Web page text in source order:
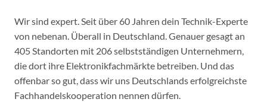
Wir sind expert. Seit über 60 Jahren dein Technik-Experte
von nebenan. Überall in Deutschland. Genauer gesagt an
405 Standorten mit 206 selbstständigen Unternehmern,
die dort ihre Elektronikfachmärkte betreiben. Und das
offenbar so gut, dass wir uns Deutschlands erfolgreichste
Fachhandelskooperation nennen dürfen.